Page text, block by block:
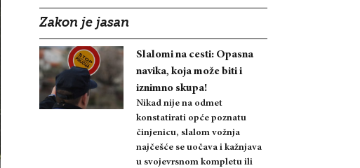
Zakon je jasan
Slalomi na cesti: Opasna
navika, koja može biti i
iznimno skupa!
Nikad nije na odmet
konstatirati opće poznatu
činjenicu, slalom vožnja
najčešće se uočava i kažnjava
u svojevrsnom kompletu ili